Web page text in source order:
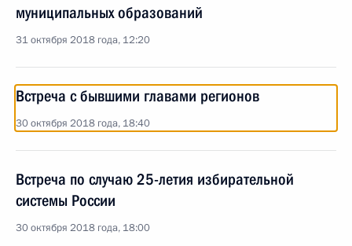
муниципальных образований
31 октября 2018 года, 12:20
Встреча с бывшими главами регионов
30 октября 2018 года, 18:40
Встреча по случаю 25-летия избирательной
системы России
30 октября 2018 года, 18:00